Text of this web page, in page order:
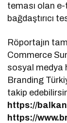
teması olan
bağdaştırıcı
Röportajın
Commerce
sosyal medya
Branding
takip
https://
https://